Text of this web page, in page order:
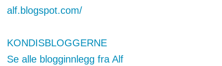
alf.blogspot.com/
KONDISBLOGGERNE
Se alle blogginnlegg fra Alf